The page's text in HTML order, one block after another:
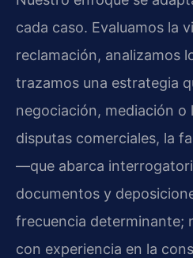
cada caso. Evaluamos la
reclamación, analizamos
trazamos una estrategia
negociación, mediación o
disputas comerciales, la
—que abarca
documentos y
frecuencia determinante;
con experiencia en la